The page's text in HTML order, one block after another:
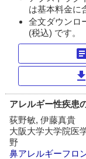
は基本料金に
全文ダウンロ
(税込) です。
download
アレルギー性疾患
荻野敏, 伊藤真貴
大阪大学大学院医
野
鼻アレルギーフロ